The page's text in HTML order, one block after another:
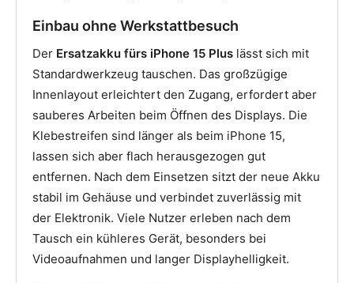
Einbau ohne Werkstattbesuch
Der Ersatzakku fürs iPhone 15 Plus lässt sich mit
Standardwerkzeug tauschen. Das großzügige
Innenlayout erleichtert den Zugang, erfordert aber
sauberes Arbeiten beim Öffnen des Displays. Die
Klebestreifen sind länger als beim iPhone 15,
lassen sich aber flach herausgezogen gut
entfernen. Nach dem Einsetzen sitzt der neue Akku
stabil im Gehäuse und verbindet zuverlässig mit
der Elektronik. Viele Nutzer erleben nach dem
Tausch ein kühleres Gerät, besonders bei
Videoaufnahmen und langer Displayhelligkeit.